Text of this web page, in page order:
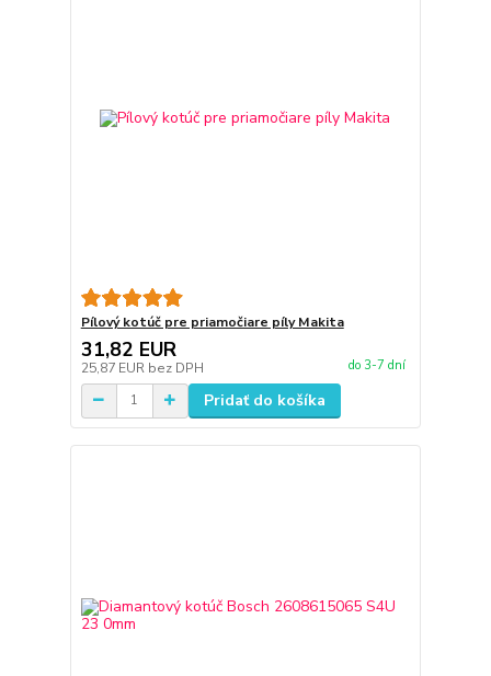
Pílový kotúč pre priamočiare píly Makita
31,82 EUR
25,87 EUR bez DPH do 3-7 dní
Pridať do košíka